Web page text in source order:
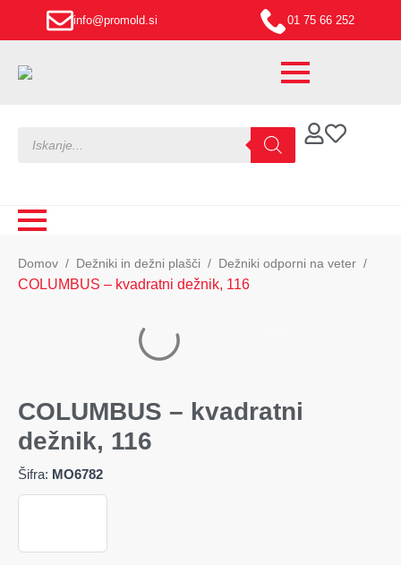
info@promold.si 01 75 66 252
search
Domov Dežniki in dežni plašči Dežniki odporni na veter
COLUMBUS – kvadratni dežnik, 116
COLUMBUS – kvadratni
dežnik, 116
Šifra: MO6782